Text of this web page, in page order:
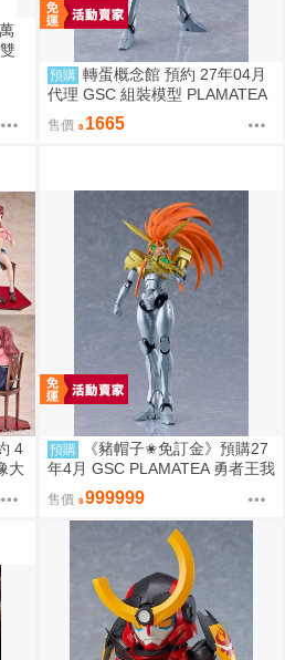
預購 轉蛋概念館 預約 27年04月
代理 GSC 組裝模型 PLAMATEA
勇者王 獅子王凱 約16公分 免訂
金
售價 1665
4
大
V
預購
《豬帽子✬免訂金》預購27
年4月 GSC PLAMATEA 勇者王我
王凱牙 獅子王凱 0906
售價 999999